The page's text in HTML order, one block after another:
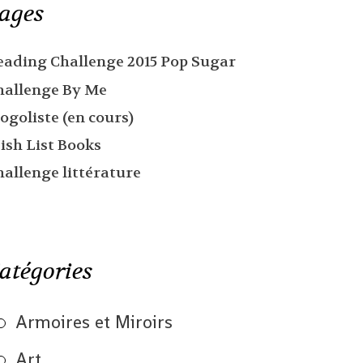
Challenge 2015 Pop Sugar
By Me
(en cours)
List Books
littérature
Armoires et Miroirs